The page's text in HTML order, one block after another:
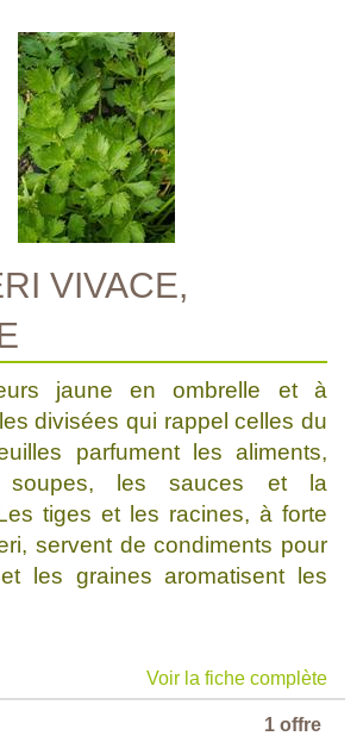
VIVACE,
jaune en ombrelle et à
divisées qui rappel celles du
parfument les aliments,
soupes, les sauces et la
tiges et les racines, à forte
servent de condiments pour
les graines aromatisent les
Voir la fiche complète
1 offre